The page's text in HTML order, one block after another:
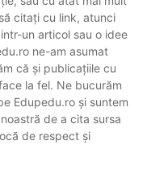
citați cu link, atunci
un articol sau o idee
ne-am asumat
că și publicațiile cu
la fel. Ne bucurăm
Edupedu.ro și suntem
de a cita sursa
de respect și